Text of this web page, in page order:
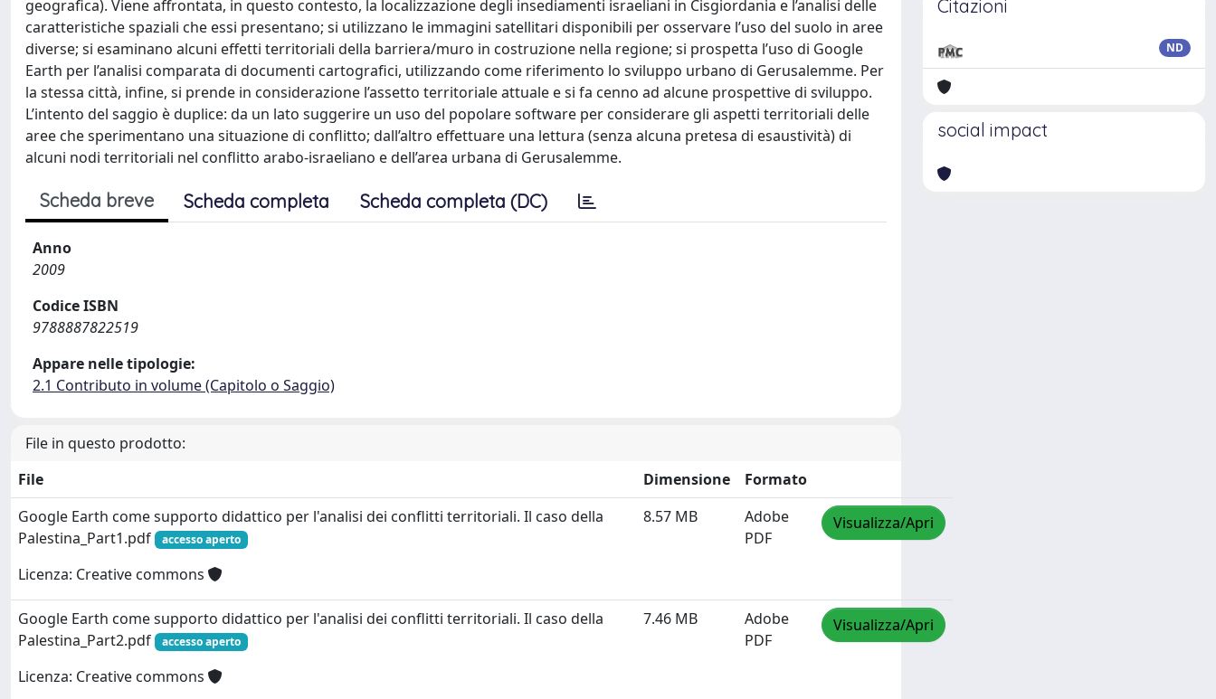
geografica). Viene affrontata, in questo contesto, la localizzazione degli insediamenti israeliani in Cisgiordania e l’analisi delle
caratteristiche spaziali che essi presentano; si utilizzano le immagini satellitari disponibili per osservare l’uso del suolo in aree
diverse; si esaminano alcuni effetti territoriali della barriera/muro in costruzione nella regione; si prospetta l’uso di Google
Earth per l’analisi comparata di documenti cartografici, utilizzando come riferimento lo sviluppo urbano di Gerusalemme. Per
la stessa città, infine, si prende in considerazione l’assetto territoriale attuale e si fa cenno ad alcune prospettive di sviluppo.
L’intento del saggio è duplice: da un lato suggerire un uso del popolare software per considerare gli aspetti territoriali delle
aree che sperimentano una situazione di conflitto; dall’altro effettuare una lettura (senza alcuna pretesa di esaustività) di
alcuni nodi territoriali nel conflitto arabo-israeliano e dell’area urbana di Gerusalemme.
Scheda breve Scheda completa Scheda completa (DC)
Anno
2009
Codice ISBN
9788887822519
Appare nelle tipologie:
2.1 Contributo in volume (Capitolo o Saggio)
File in questo prodotto:
File
Dimensione
Formato
Google Earth come supporto didattico per l'analisi dei conflitti territoriali. Il caso della
Palestina_Part1.pdf
accesso aperto
Licenza: Creative commons
8.57 MB
Adobe
PDF
Visualizza/Apri
Google Earth come supporto didattico per l'analisi dei conflitti territoriali. Il caso della
Palestina_Part2.pdf
accesso aperto
Licenza: Creative commons
7.46 MB
Adobe
PDF
Visualizza/Apri
Citazioni
ND
social impact